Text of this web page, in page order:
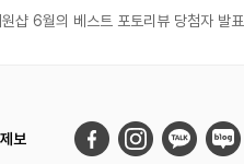
원샵 6월의 베스트 포토리뷰 당첨자 발표
보